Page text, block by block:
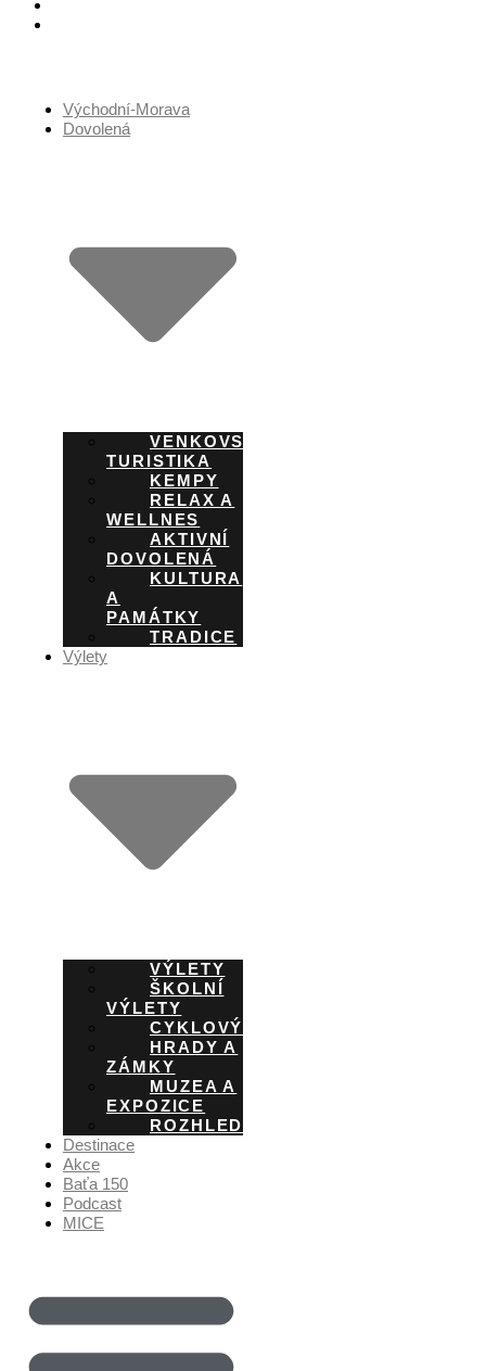
Východní-Morava
Dovolená
VENKOVSKÁ
TURISTIKA
KEMPY
RELAX A
WELLNES
AKTIVNÍ
DOVOLENÁ
KULTURA
A
PAMÁTKY
TRADICE
Výlety
VÝLETY
ŠKOLNÍ
VÝLETY
CYKLOVÝLETY
HRADY A
ZÁMKY
MUZEA A
EXPOZICE
ROZHLEDNY
Destinace
Akce
Baťa 150
Podcast
MICE